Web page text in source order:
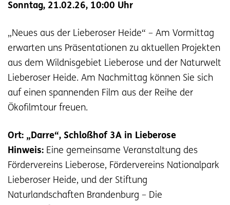
Sonntag, 21.02.26, 10:00 Uhr
„Neues aus der Lieberoser Heide“ – Am Vormittag
erwarten uns Präsentationen zu aktuellen Projekten
aus dem Wildnisgebiet Lieberose und der Naturwelt
Lieberoser Heide. Am Nachmittag können Sie sich
auf einen spannenden Film aus der Reihe der
Ökofilmtour freuen.
Ort: „Darre“, Schloßhof 3A in Lieberose
Hinweis: Eine gemeinsame Veranstaltung des
Fördervereins Lieberose, Fördervereins Nationalpark
Lieberoser Heide, und der Stiftung
Naturlandschaften Brandenburg – Die